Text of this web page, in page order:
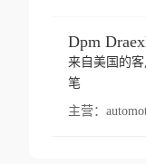
来自美国的
笔
主营：